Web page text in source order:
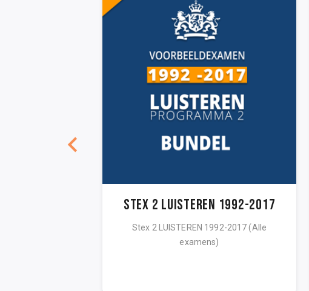
Stex 2 LUISTEREN 1992-2017
Stex 2 LUISTEREN 1992-2017 (Alle
examens)